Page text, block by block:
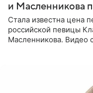
и Масленникова
Стала известна цена
российской певицы
Масленникова. Видео